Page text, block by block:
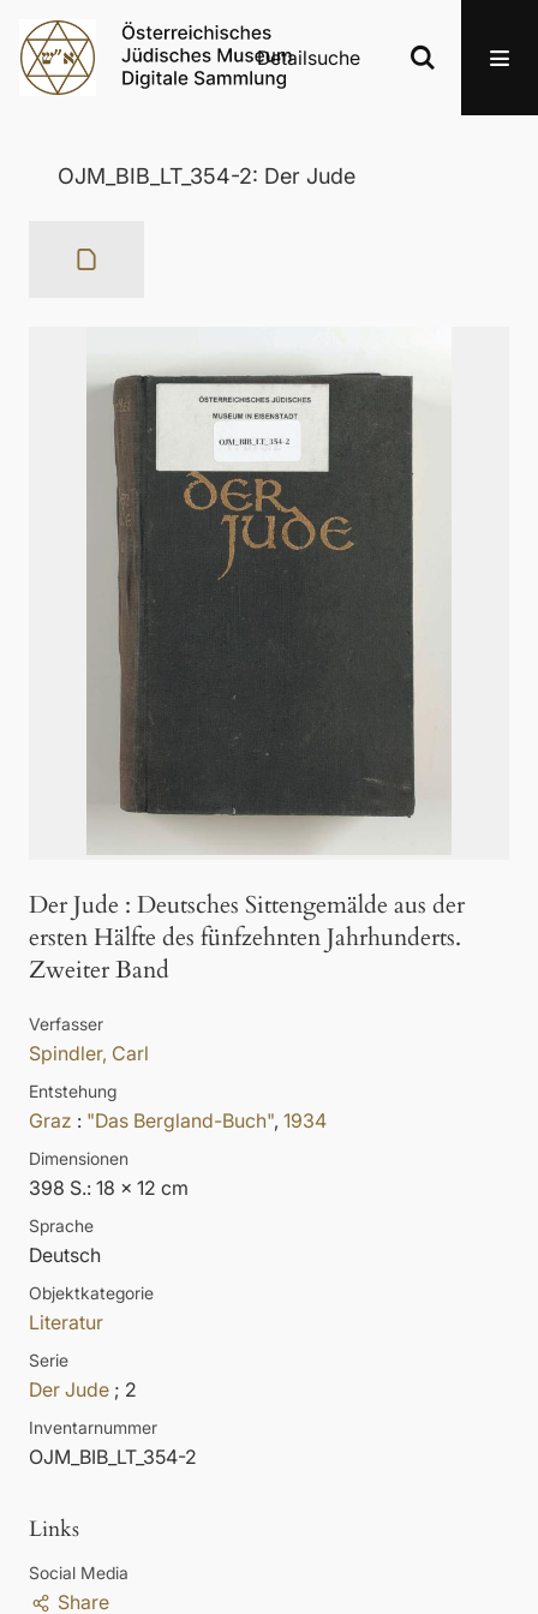
Detailsuche
OJM_BIB_LT_354-2: Der Jude
Der Jude : Deutsches Sittengemälde aus der
ersten Hälfte des fünfzehnten Jahrhunderts.
Zweiter Band
Verfasser
Spindler, Carl
Entstehung
Graz : "Das Bergland-Buch", 1934
Dimensionen
398 S.: 18 x 12 cm
Sprache
Deutsch
Objektkategorie
Literatur
Serie
Der Jude ; 2
Inventarnummer
OJM_BIB_LT_354-2
Links
Social Media
Share